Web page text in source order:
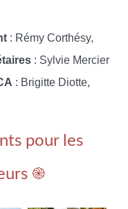
: Rémy Corthésy,
: Sylvie Mercier
: Brigitte Diotte,
pour les
֎